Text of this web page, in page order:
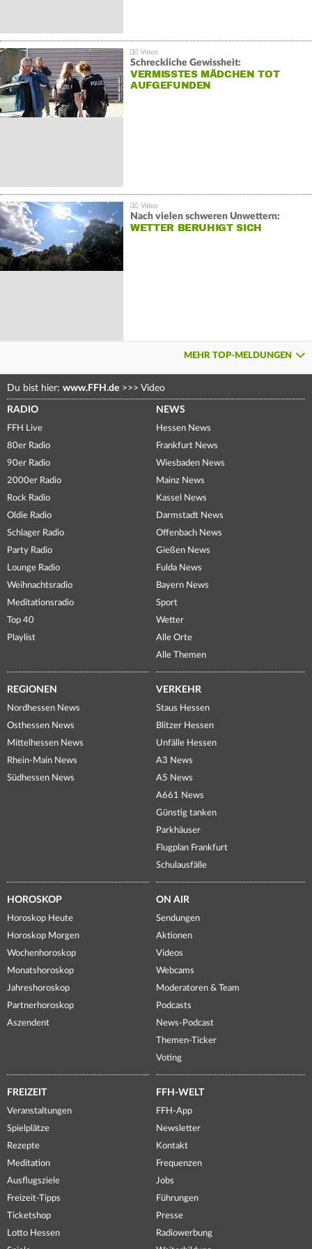
Schreckliche Gewissheit:
VERMISSTES MÄDCHEN TOT
AUFGEFUNDEN
Nach vielen schweren Unwettern:
WETTER BERUHIGT SICH
MEHR TOP-MELDUNGEN
Du bist hier: www.FFH.de >>> Video
RADIO
FFH Live
80er Radio
90er Radio
2000er Radio
Rock Radio
Oldie Radio
Schlager Radio
Party Radio
Lounge Radio
Weihnachtsradio
Meditationsradio
Top 40
Playlist
NEWS
Hessen News
Frankfurt News
Wiesbaden News
Mainz News
Kassel News
Darmstadt News
Offenbach News
Gießen News
Fulda News
Bayern News
Sport
Wetter
Alle Orte
Alle Themen
REGIONEN
Nordhessen News
Osthessen News
Mittelhessen News
Rhein-Main News
Südhessen News
VERKEHR
Staus Hessen
Blitzer Hessen
Unfälle Hessen
A3 News
A5 News
A661 News
Günstig tanken
Parkhäuser
Flugplan Frankfurt
Schulausfälle
HOROSKOP
Horoskop Heute
Horoskop Morgen
Wochenhoroskop
Monatshoroskop
Jahreshoroskop
Partnerhoroskop
Aszendent
ON AIR
Sendungen
Aktionen
Videos
Webcams
Moderatoren & Team
Podcasts
News-Podcast
Themen-Ticker
Voting
FREIZEIT
Veranstaltungen
Spielplätze
Rezepte
Meditation
Ausflugsziele
Freizeit-Tipps
Ticketshop
Lotto Hessen
FFH-WELT
FFH-App
Newsletter
Kontakt
Frequenzen
Jobs
Führungen
Presse
Radiowerbung